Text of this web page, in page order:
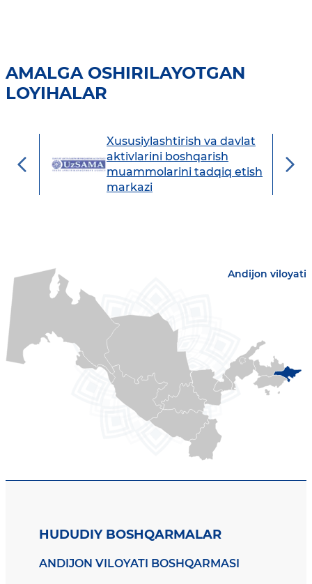
AMALGA OSHIRILAYOTGAN
LOYIHALAR
Xususiylashtirish va davlat
aktivlarini boshqarish
muammolarini tadqiq etish
markazi
Andijon viloyati
HUDUDIY BOSHQARMALAR
ANDIJON VILOYATI BOSHQARMASI